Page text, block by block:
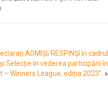
ADMIȘI/RESPINȘI în cadrul
Selecție în vederea participării în
Winners League, ediția 2023”. »